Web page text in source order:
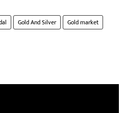
Gold And Silver
Gold market